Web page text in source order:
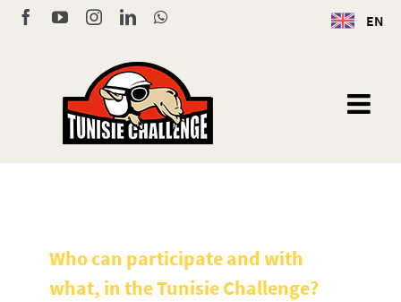
Skip
EN
FacebookYouTubeInstagram
LinkedInWhatsApp
Who can participate and with
what, in the Tunisie Challenge?